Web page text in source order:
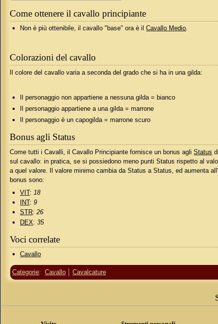
Come ottenere il cavallo principiante
Non è più ottenibile, il cavallo "base" ora è ilCavallo Medio
Colorazioni del cavallo
Il colore del cavallo varia a seconda del grado che si ha in una gilda:
Il personaggio non appartiene a nessuna gilda = bianco
Il personaggio appartiene a una gilda = marrone
Il personaggio è un capogilda = marrone scuro
Bonus agli Status
Come tutti i Cavalli, il Cavallo Principiante fornisce un bonus agliStatus
sul cavallo: in pratica, se si possiedono meno punti Status rispetto al
a quel valore. Il valore minimo cambia da Status a Status, ed aumenta
bonus sono:
VIT: 18
INT:9
STR:26
DEX:35
Voci correlate
Cavallo
Categorie: Cavallo Cavalcature